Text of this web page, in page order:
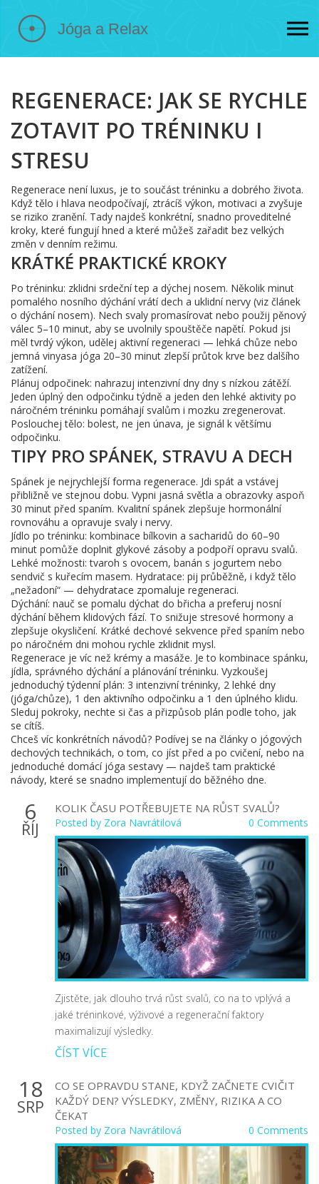
REGENERACE: JAK SE RYCHLE
ZOTAVIT PO TRÉNINKU I
STRESU
Regenerace není luxus, je to součást tréninku a dobrého života.
Když tělo i hlava neodpočívají, ztrácíš výkon, motivaci a zvyšuje
se riziko zranění. Tady najdeš konkrétní, snadno proveditelné
kroky, které fungují hned a které můžeš zařadit bez velkých
změn v denním režimu.
KRÁTKÉ PRAKTICKÉ KROKY
Po tréninku: zklidni srdeční tep a dýchej nosem. Několik minut
pomalého nosního dýchání vrátí dech a uklidní nervy (viz článek
o dýchání nosem). Nech svaly promasírovat nebo použij pěnový
válec 5–10 minut, aby se uvolnily spouštěče napětí. Pokud jsi
měl tvrdý výkon, udělej aktivní regeneraci — lehká chůze nebo
jemná vinyasa jóga 20–30 minut zlepší průtok krve bez dalšího
zatížení.
Plánuj odpočinek: nahrazuj intenzivní dny dny s nízkou zátěží.
Jeden úplný den odpočinku týdně a jeden den lehké aktivity po
náročném tréninku pomáhají svalům i mozku zregenerovat.
Poslouchej tělo: bolest, ne jen únava, je signál k většímu
odpočinku.
TIPY PRO SPÁNEK, STRAVU A DECH
Spánek je nejrychlejší forma regenerace. Jdi spát a vstávej
přibližně ve stejnou dobu. Vypni jasná světla a obrazovky aspoň
30 minut před spaním. Kvalitní spánek zlepšuje hormonální
rovnováhu a opravuje svaly i nervy.
Jídlo po tréninku: kombinace bílkovin a sacharidů do 60–90
minut pomůže doplnit glykové zásoby a podpoří opravu svalů.
Lehké možnosti: tvaroh s ovocem, banán s jogurtem nebo
sendvič s kuřecím masem. Hydratace: pij průběžně, i když tělo
„nežadoní“ — dehydratace zpomaluje regeneraci.
Dýchání: nauč se pomalu dýchat do břicha a preferuj nosní
dýchání během klidových fází. To snižuje stresové hormony a
zlepšuje okysličení. Krátké dechové sekvence před spaním nebo
po náročném dni mohou rychle zklidnit mysl.
Regenerace je víc než krémy a masáže. Je to kombinace spánku,
jídla, správného dýchání a plánování tréninku. Vyzkoušej
jednoduchý týdenní plán: 3 intenzivní tréninky, 2 lehké dny
(jóga/chůze), 1 den aktivního odpočinku a 1 den úplného klidu.
Sleduj pokroky, nechte si čas a přizpůsob plán podle toho, jak
se cítíš.
Chceš víc konkrétních návodů? Podívej se na články o jógových
dechových technikách, o tom, co jíst před a po cvičení, nebo na
jednoduché domácí jóga sestavy — najdeš tam praktické
návody, které se snadno implementují do běžného dne.
6
ŘÍJ
KOLIK ČASU POTŘEBUJETE NA RŮST SVALŮ?
Posted by Zora Navrátilová 0 Comments
Zjistěte, jak dlouho trvá růst svalů, co na to vplývá a
jaké tréninkové, výživové a regenerační faktory
maximalizují výsledky.
ČÍST VÍCE
18
SRP
CO SE OPRAVDU STANE, KDYŽ ZAČNETE CVIČIT
KAŽDÝ DEN? VÝSLEDKY, ZMĚNY, RIZIKA A CO
ČEKAT
Posted by Zora Navrátilová 0 Comments